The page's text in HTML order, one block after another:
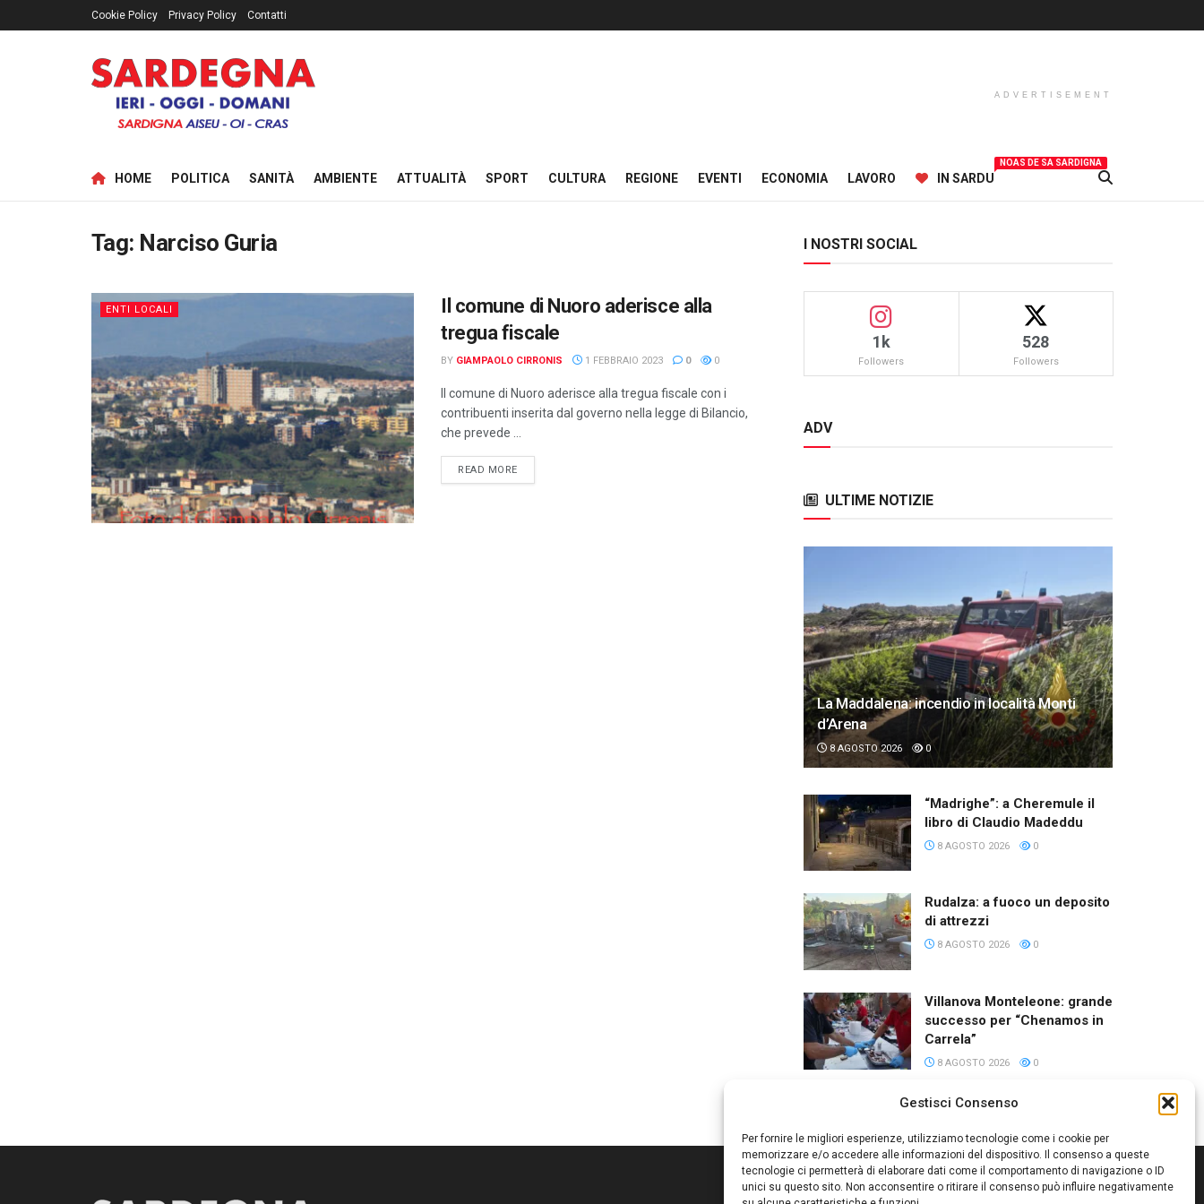
Gestisci Consenso
Per fornire le migliori esperienze, utilizziamo tecnologie come i cookie per
memorizzare e/o accedere alle informazioni del dispositivo. Il consenso a queste
tecnologie ci permetterà di elaborare dati come il comportamento di navigazione o ID
unici su questo sito. Non acconsentire o ritirare il consenso può influire negativamente
Cookie Policy Privacy Policy Contatti
ADVERTISEMENT
HOME POLITICA SANITÀ AMBIENTE ATTUALITÀ SPORT CULTURA REGIONE EVENTI ECONOMIA LAVORO IN SARDU
NOAS DE SA SARDIGNA
Tag: Narciso Guria
ENTI LOCALI
Il comune di Nuoro aderisce alla
tregua fiscale
BY GIAMPAOLO CIRRONIS 1 FEBBRAIO 2023 0 0
Il comune di Nuoro aderisce alla tregua fiscale con i
contribuenti inserita dal governo nella legge di Bilancio,
che prevede ...
READ MOREDETAILS
I NOSTRI SOCIAL
1k
Followers
528
Followers
ADV
ULTIME NOTIZIE
La Maddalena: incendio in località Monti
d’Arena
8 AGOSTO 2026 0
“Madrighe”: a Cheremule il
libro di Claudio Madeddu
8 AGOSTO 2026 0
Rudalza: a fuoco un deposito
di attrezzi
8 AGOSTO 2026 0
Villanova Monteleone: grande
successo per “Chenamos in
Carrela”
8 AGOSTO 2026 0